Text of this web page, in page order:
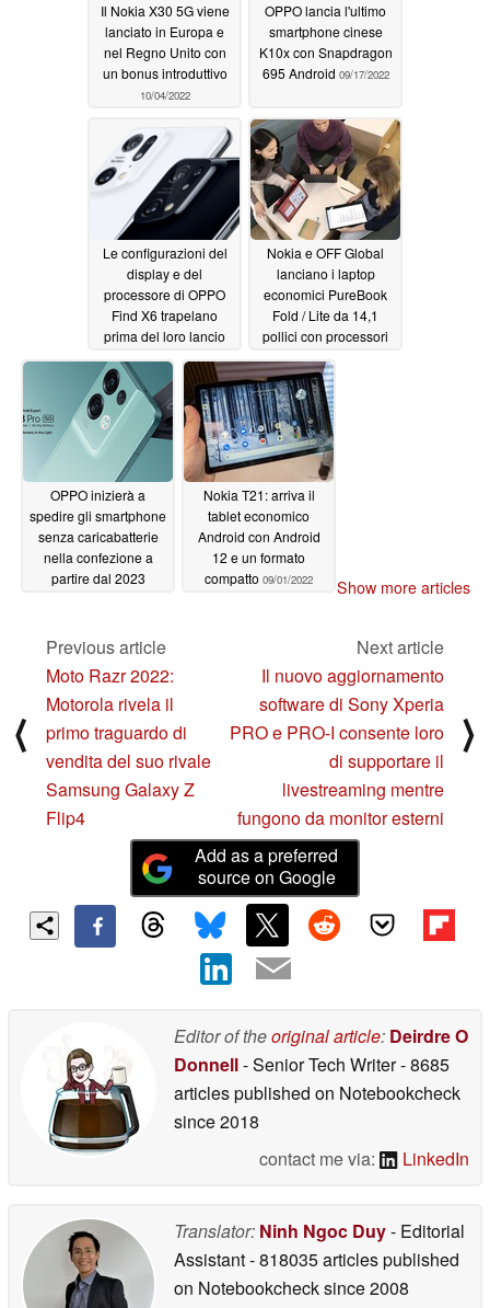
Il Nokia X30 5G viene
lanciato in Europa e
nel Regno Unito con
un bonus introduttivo
10/04/2022
OPPO lancia l'ultimo
smartphone cinese
K10x con Snapdragon
695 Android 09/17/2022
Le configurazioni del
display e del
processore di OPPO
Find X6 trapelano
prima del loro lancio
09/15/2022
Nokia e OFF Global
lanciano i laptop
economici PureBook
Fold / Lite da 14,1
pollici con processori
Intel Jesper Lake
09/05/2022
OPPO inizierà a
spedire gli smartphone
senza caricabatterie
nella confezione a
partire dal 2023
Nokia T21: arriva il
tablet economico
Android con Android
12 e un formato
compatto 09/01/2022 Show more articles
⟨
Previous article
Moto Razr 2022:
Motorola rivela il
primo traguardo di
vendita del suo rivale
Samsung Galaxy Z
Flip4
Next article
Il nuovo aggiornamento
software di Sony Xperia
PRO e PRO-I consente loro
di supportare il
livestreaming mentre
fungono da monitor esterni
⟩
Add as a preferred
source on Google
Editor of theoriginal article: Deirdre O
Donnell- Senior Tech Writer- 8685
articles published on Notebookcheck
since 2018
contact me via:
LinkedIn
Translator: Ninh Ngoc Duy- Editorial
Assistant- 818035 articles published
on Notebookchecksince 2008